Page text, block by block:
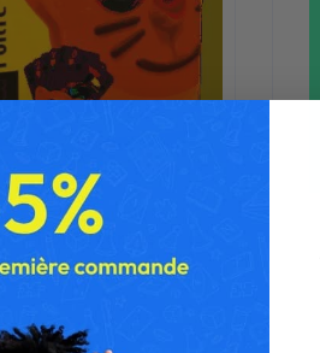
Porte cartes
5,30€